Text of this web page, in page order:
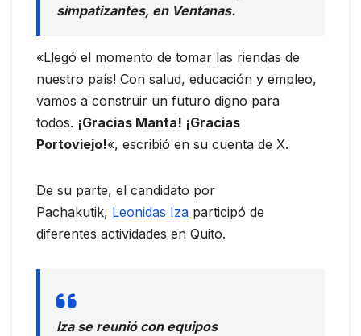
simpatizantes, en Ventanas.
«Llegó el momento de tomar las riendas de
nuestro país! Con salud, educación y empleo,
vamos a construir un futuro digno para
todos. ¡Gracias Manta! ¡Gracias
Portoviejo!«, escribió en su cuenta de X.
De su parte, el candidato por
Pachakutik, Leonidas Iza participó de
diferentes actividades en Quito.
Iza se reunió con equipos